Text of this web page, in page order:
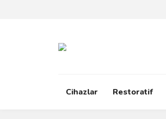
Cihazlar Restoratif